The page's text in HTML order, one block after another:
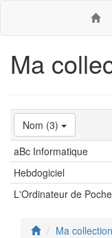
Ma
Nom (3)
aBc Informatique
Hebdogiciel
L'Ordinateur de Poche
Ma collection